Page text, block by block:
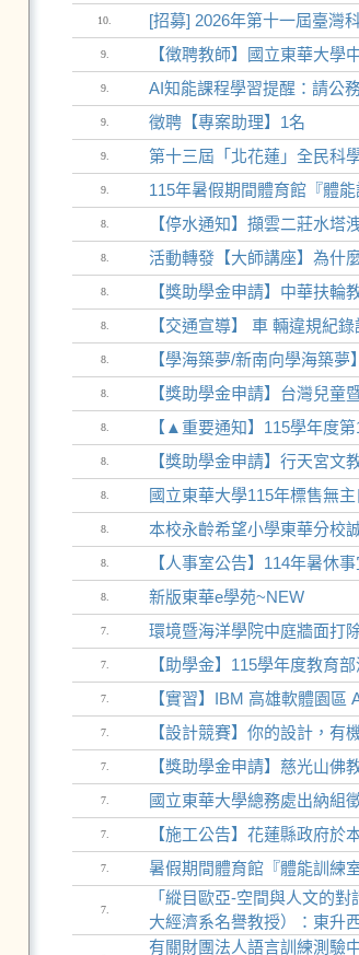
10. [招募] 2026年第十一屆臺灣
9. 【徴聘教師】國立東華大學
9. AI知能課程學習提醒：請公
9. 徵聘【專案助理】1名
9. 第十三屆「北花蓮」全民科
9. 115年暑假期間體育館『體
8. 【停水通知】擷雲二莊水塔
8. 活動轉發【大師講座】為什
8. 【獎助學金申請】中華扶輪
8. 【交通宣導】 車 輛違規紀
8. 【學海築夢/新南向學海築
8. 【獎助學金申請】台灣兒童
8. 【▲重要通知】115學年度
8. 【獎助學金申請】行天宮文
8. 國立東華大學115年標售無
8. 本校永齡希望小學東華分校
8. 【人事室公告】114年暑休事
8. 新版東華e學苑~NEW
7. 環境暨海洋學院中庭牆面打
7. 【助學金】115學年度教育
7. 【實習】IBM 高雄軟體園區
7. 【設計競賽】你的設計，
7. 【獎助學金申請】慈光山佛
7. 國立東華大學總務處出納組
7. 【施工公告】花蓮縣政府於
7. 暑假期間體育館『體能訓練
7.
「縱目歐亞-空間與人文的
大經濟系名譽教授）：東升
有關財團法人語言訓練測驗